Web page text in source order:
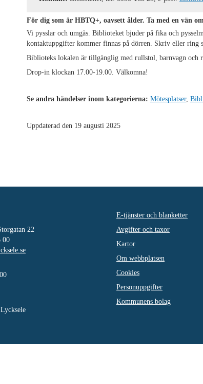
För dig som är HBTQ+, oavsett ålder. Ta med en vän
Vi pysslar och umgås. Biblioteket bjuder på fika och
kontaktuppgifter kommer finnas på dörren. Skriv eller ring
Biblioteks lokalen är tillgänglig med rullstol, barnvagn och
Drop-in klockan 17.00-19.00. Välkomna!
Se andra händelser inom kategorierna: Mötesplatser,
Uppdaterad den 19 augusti 2025
22
00
E-tjänster och blanketter
Avgifter och taxor
Kartor
Om webbplatsen
Cookies
Personuppgifter
Kommunens bolag